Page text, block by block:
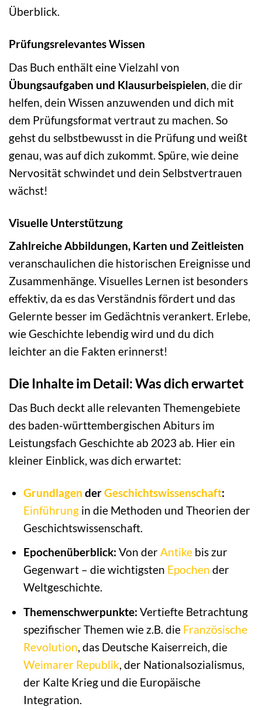
Überblick.
Prüfungsrelevantes Wissen
Das Buch enthält eine Vielzahl von
Übungsaufgaben und Klausurbeispielen, die dir
helfen, dein Wissen anzuwenden und dich mit
dem Prüfungsformat vertraut zu machen. So
gehst du selbstbewusst in die Prüfung und weißt
genau, was auf dich zukommt. Spüre, wie deine
Nervosität schwindet und dein Selbstvertrauen
wächst!
Visuelle Unterstützung
Zahlreiche Abbildungen, Karten und Zeitleisten
veranschaulichen die historischen Ereignisse und
Zusammenhänge. Visuelles Lernen ist besonders
effektiv, da es das Verständnis fördert und das
Gelernte besser im Gedächtnis verankert. Erlebe,
wie Geschichte lebendig wird und du dich
leichter an die Fakten erinnerst!
Die Inhalte im Detail: Was dich erwartet
Das Buch deckt alle relevanten Themengebiete
des baden-württembergischen Abiturs im
Leistungsfach Geschichte ab 2023 ab. Hier ein
kleiner Einblick, was dich erwartet:
Grundlagen derGeschichtswissenschaft:
Einführungin die Methoden und Theorien der
Geschichtswissenschaft.
Epochenüberblick: Von derAntikebis zur
Gegenwart – die wichtigsten Epochen der
Weltgeschichte.
Themenschwerpunkte: Vertiefte Betrachtung
spezifischer Themen wie z.B. die Französische
Revolution, das Deutsche Kaiserreich, die
Weimarer Republik, der Nationalsozialismus,
der Kalte Krieg und die Europäische
Integration.